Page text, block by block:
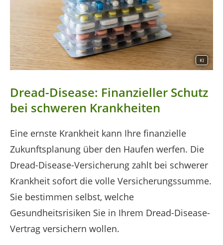
KI
Dread-Disease: Finanzieller Schutz
bei schweren Krankheiten
Eine ernste Krankheit kann Ihre finanzielle
Zukunftsplanung über den Haufen werfen. Die
Dread-Disease-Versicherung zahlt bei schwerer
Krankheit sofort die volle Versicherungssumme.
Sie bestimmen selbst, welche
Gesundheitsrisiken Sie in Ihrem Dread-Disease-
Vertrag versichern wollen.